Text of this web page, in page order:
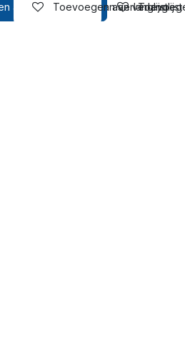
verlanglijst
Toevoegen aan verlanglijst
aan winkelmandjeToevoegen aan verlanglijst